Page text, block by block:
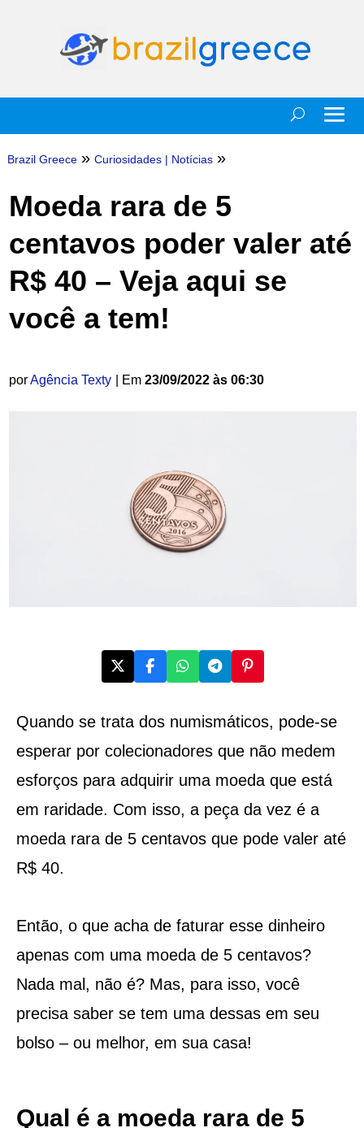
Brazil Greece » Curiosidades| Notícias »
Moeda rara de 5
centavos poder valer até
R$ 40 – Veja aqui se
você a tem!
porAgência Texty | Em 23/09/2022 às 06:30
Quando se trata dos numismáticos, pode-se
esperar por colecionadores que não medem
esforços para adquirir uma moeda que está
em raridade. Com isso, a peça da vez é a
moeda rara de 5 centavos que pode valer até
R$ 40.
Então, o que acha de faturar esse dinheiro
apenas com uma moeda de 5 centavos?
Nada mal, não é? Mas, para isso, você
precisa saber se tem uma dessas em seu
bolso – ou melhor, em sua casa!
Qual é a moeda rara de 5